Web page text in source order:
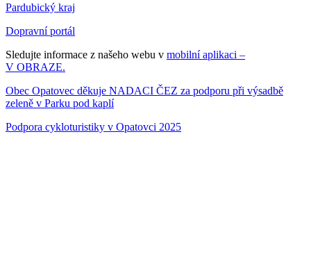
Pardubický kraj
Dopravní portál
Sledujte informace z našeho webu v mobilní aplikaci –
V OBRAZE.
Obec Opatovec děkuje NADACI ČEZ za podporu při výsadbě
zeleně v Parku pod kaplí
Podpora cykloturistiky v Opatovci 2025